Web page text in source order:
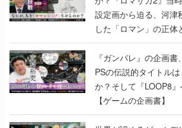
設定画から迫る、河津
した「ロマン」の正体
書】
『ガンパレ』の企画
PSの伝説的タイトル
か？そして『LOOP8
【ゲームの企画書】